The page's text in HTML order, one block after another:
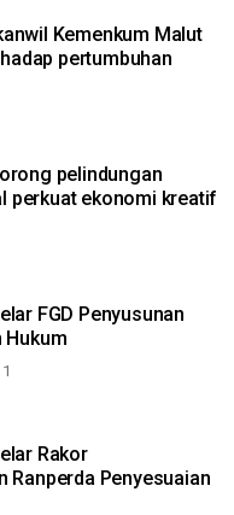
Kemenkum Malut
pertumbuhan
pelindungan
perkuat ekonomi kreatif
FGD Penyusunan
Hukum
Rakor
Ranperda Penyesuaian